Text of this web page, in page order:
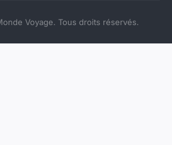
Voyage. Tous droits réservés.